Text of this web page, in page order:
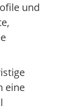
und
eine